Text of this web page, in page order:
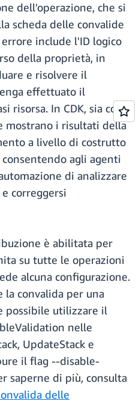
dell'operazione, che si
scheda delle convalide
include l'ID logico
della proprietà, in
e risolvere il
effettuato il
risorsa. In CDK, sia cdk
mostrano i risultati della
a livello di costrutto
agli agenti
di analizzare
correggersi
è abilitata per
su tutte le operazioni
alcuna configurazione.
la convalida per una
possibile utilizzare il
nelle
UpdateStack e
il flag --disable-
saperne di più, consulta
delle